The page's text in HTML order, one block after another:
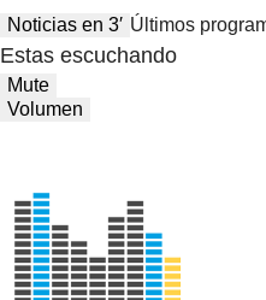
Noticias en 3′ Últimos
Estas escuchando
Mute
Volumen